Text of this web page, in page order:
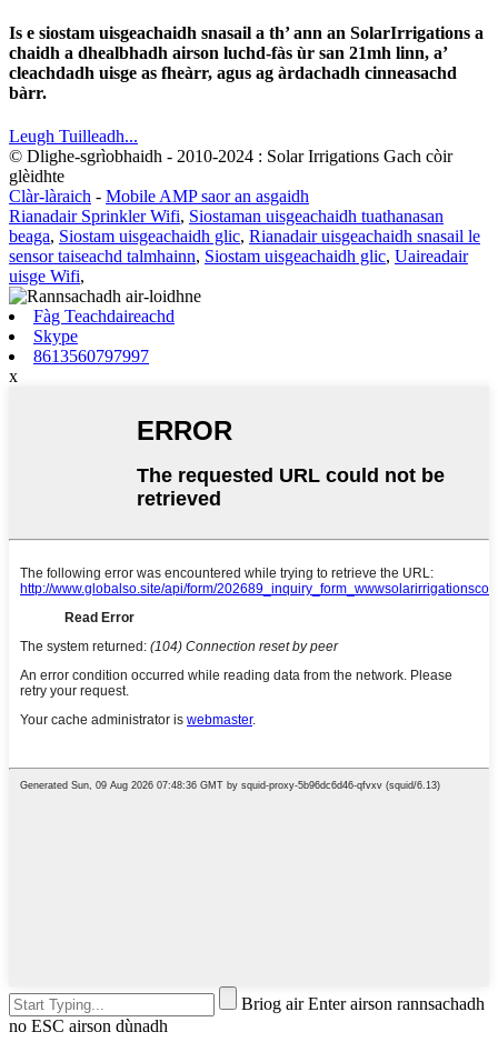
Is e siostam uisgeachaidh snasail a th’ ann an SolarIrrigations a
chaidh a dhealbhadh airson luchd-fàs ùr san 21mh linn, a’
cleachdadh uisge as fheàrr, agus ag àrdachadh cinneasachd
bàrr.
Leugh Tuilleadh...
© Dlighe-sgrìobhaidh - 2010-2024 : Solar Irrigations Gach còir
glèidhte
Clàr-làraich - Mobile AMP saor an asgaidh
Rianadair Sprinkler Wifi, Siostaman uisgeachaidh tuathanasan
beaga, Siostam uisgeachaidh glic, Rianadair uisgeachaidh snasail le
sensor taiseachd talmhainn, Siostam uisgeachaidh glic, Uaireadair
uisge Wifi,
Fàg Teachdaireachd
Skype
8613560797997
x
Briog air Enter airson rannsachadh
no ESC airson dùnadh